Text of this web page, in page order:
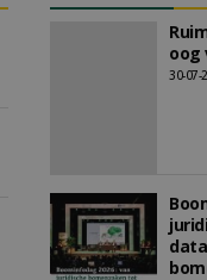
oog
30-07-